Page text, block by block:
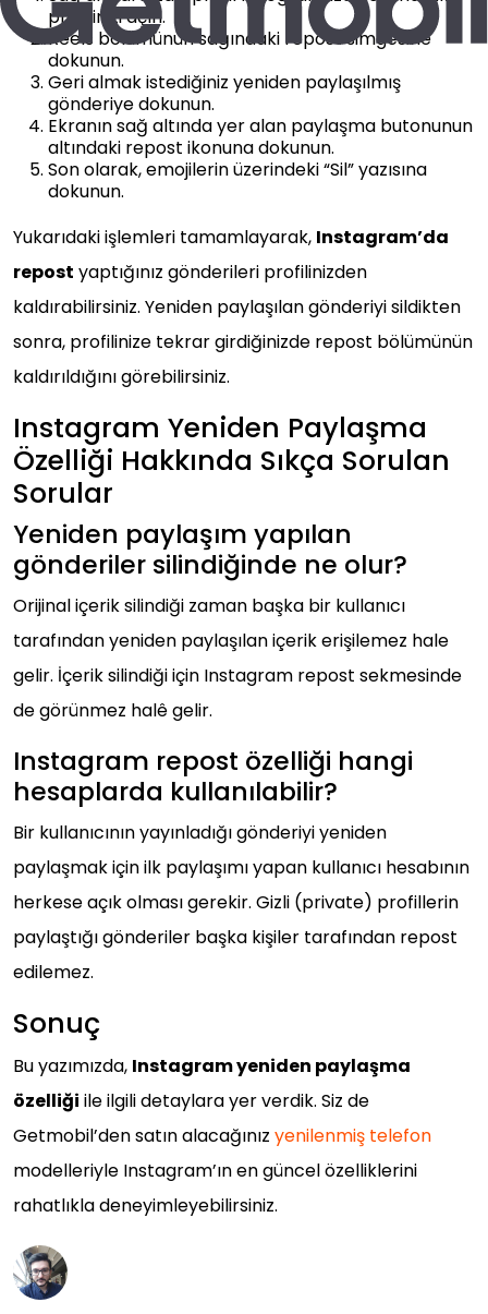
profilinizi açın.
Reels bölümünün sağındaki repost simgesine
dokunun.
Geri almak istediğiniz yeniden paylaşılmış
gönderiye dokunun.
Ekranın sağ altında yer alan paylaşma butonunun
altındaki repost ikonuna dokunun.
Son olarak, emojilerin üzerindeki “Sil” yazısına
dokunun.
Yukarıdaki işlemleri tamamlayarak, Instagram’da
repost yaptığınız gönderileri profilinizden
kaldırabilirsiniz. Yeniden paylaşılan gönderiyi sildikten
sonra, profilinize tekrar girdiğinizde repost bölümünün
kaldırıldığını görebilirsiniz.
Instagram Yeniden Paylaşma
Özelliği Hakkında Sıkça Sorulan
Sorular
Yeniden paylaşım yapılan
gönderiler silindiğinde ne olur?
Orijinal içerik silindiği zaman başka bir kullanıcı
tarafından yeniden paylaşılan içerik erişilemez hale
gelir. İçerik silindiği için Instagram repost sekmesinde
de görünmez halê gelir.
Instagram repost özelliği hangi
hesaplarda kullanılabilir?
Bir kullanıcının yayınladığı gönderiyi yeniden
paylaşmak için ilk paylaşımı yapan kullanıcı hesabının
herkese açık olması gerekir. Gizli (private) profillerin
paylaştığı gönderiler başka kişiler tarafından repost
edilemez.
Sonuç
Bu yazımızda, Instagram yeniden paylaşma
özelliği ile ilgili detaylara yer verdik. Siz de
Getmobil’den satın alacağınız yenilenmiş telefon
modelleriyle Instagram’ın en güncel özelliklerini
rahatlıkla deneyimleyebilirsiniz.